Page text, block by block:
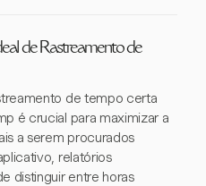
de Rastreamento de
de tempo certa
é crucial para maximizar a
a serem procurados
relatórios
distinguir entre horas